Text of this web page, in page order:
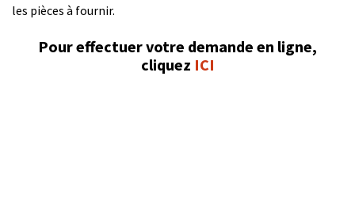
les pièces à fournir.
Pour effectuer votre demande en ligne,
cliquez ICI